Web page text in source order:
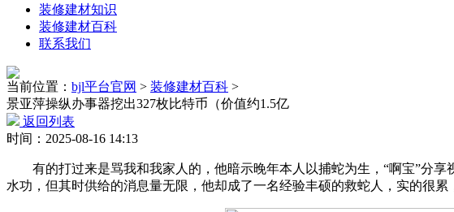
装修建材知识
装修建材百科
联系我们
当前位置： bjl平台官网 > 装修建材百科 >
景亚萍操纵办事器挖出327枚比特币（价值约1.5亿
返回列表
时间：2025-08-16 14:13
有的打过来是骂我和我家人的，他暗示晚年本人以捕蛇为生，“啊宝”分享
水功，但其时供给的消息量无限，他却成了一名经验丰硕的救蛇人，实的很累